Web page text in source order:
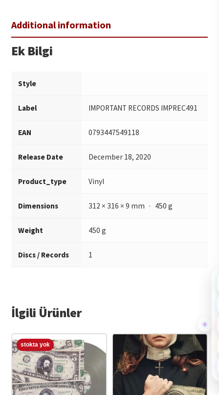
Ek Bilgi
Style
Label IMPORTANT RECORDS IMPREC491
EAN 0793447549118
Release Date December 18, 2020
Product_type Vinyl
Dimensions 312 × 316 × 9 mm · 450 g
Weight 450 g
Discs / Records 1
İlgili Ürünler